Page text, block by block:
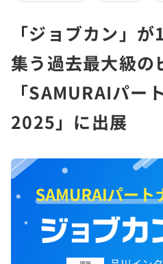
「ジョブカン」
集う過去最大級の
「SAMURAIパー
2025」に出展